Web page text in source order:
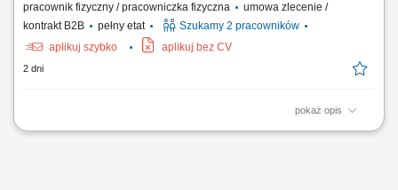
pracownik fizyczny / pracowniczka fizyczna
umowa zlecenie /
kontrakt B2B
pełny etat
Szukamy 2 pracowników
aplikuj szybko
aplikuj bez CV
2 dni
pokaż opis
Opis stanowiska Przygotowywanie posiłków zgodnie z jadłospisem;